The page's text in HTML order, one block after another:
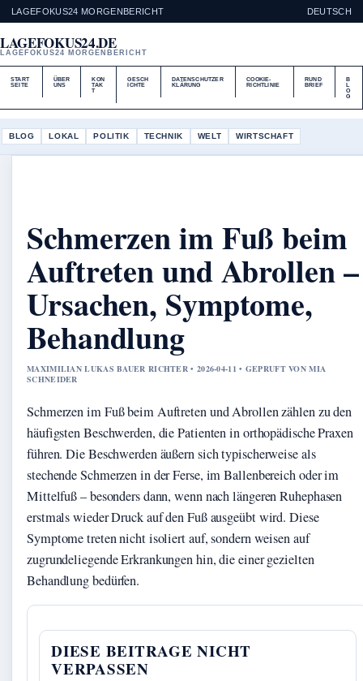
LAGEFOKUS24 MORGENBERICHT DEUTSCH
LAGEFOKUS24.DE
LAGEFOKUS24 MORGENBERICHT
START
SEITE
ÜBER
UNS
KON
TAK
T
GESCH
ICHTE
DATENSCHUTZER
KLÄRUNG
COOKIE-
RICHTLINIE
RUND
BRIEF
B
O
G
BLOG LOKAL POLITIK TECHNIK WELT WIRTSCHAFT
Schmerzen im Fuß beim
Auftreten und Abrollen –
Ursachen, Symptome,
Behandlung
MAXIMILIAN LUKAS BAUER RICHTER • 2026-04-11 • GEPRUFT VON MIA
SCHNEIDER
Schmerzen im Fuß beim Auftreten und Abrollen zählen zu den
häufigsten Beschwerden, die Patienten in orthopädische Praxen
führen. Die Beschwerden äußern sich typischerweise als
stechende Schmerzen in der Ferse, im Ballenbereich oder im
Mittelfuß – besonders dann, wenn nach längeren Ruhephasen
erstmals wieder Druck auf den Fuß ausgeübt wird. Diese
Symptome treten nicht isoliert auf, sondern weisen auf
zugrundeliegende Erkrankungen hin, die einer gezielten
Behandlung bedürfen.
DIESE BEITRAGE NICHT
VERPASSEN